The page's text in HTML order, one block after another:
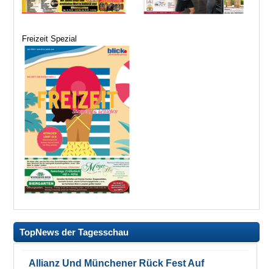
Freizeit Spezial
TopNews der Tagesschau
Allianz Und Münchener Rück Fest Auf